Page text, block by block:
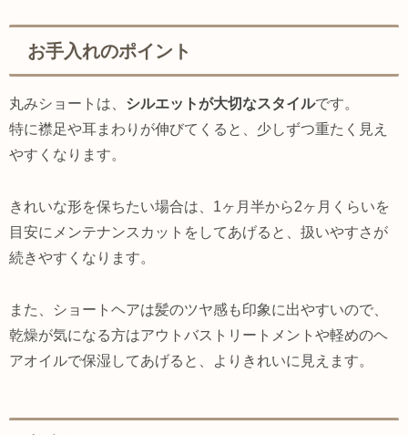
お手入れのポイント
丸みショートは、 シルエットが大切なスタイルです。
特に襟足や耳まわりが伸びてくると、少しずつ重たく見え
やすくなります。
きれいな形を保ちたい場合は、1ヶ月半から2ヶ月くらいを
目安にメンテナンスカットをしてあげると、扱いやすさが
続きやすくなります。
また、ショートヘアは髪のツヤ感も印象に出やすいので、
乾燥が気になる方はアウトバストリートメントや軽めのヘ
アオイルで保湿してあげると、よりきれいに見えます。